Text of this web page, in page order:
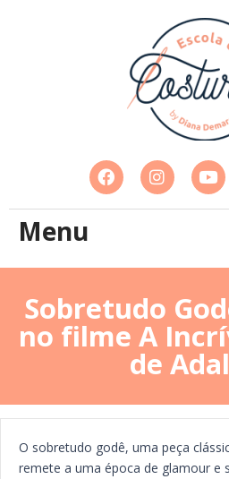
Menu
Sobretudo
no filme A
de
O sobretudo godê, uma peça
remete a uma época de glamour e